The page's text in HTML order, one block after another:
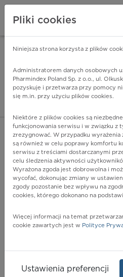
ZALOGUJ SIĘ
POKAŻ
Pliki cookies
Niniejsza strona korzysta z plików
Administratorem danych osobowych
Pharmindex Poland Sp. z o.o., ul.
pozyskuje i przetwarza przy pomocy
się m.in. przy użyciu plików cookies.
Niektóre z plików cookies są
funkcjonowania serwisu i w związku z
zrezygnować. W przypadku wyrażenia
są również w celu poprawy komfortu
serwisu z treściami dostarczanymi
celu śledzenia aktywności
Wyrażona zgoda jest dobrowolna i
wycofać, dokonując zmiany w
zgody pozostanie bez wpływu na
cookies, którego dokonano na
Więcej informacji na temat
cookie zawartych jest w Polityce
Ustawienia preferencji
ZA DARMO - w Google